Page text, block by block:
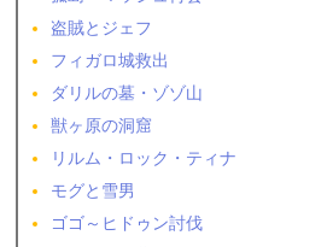
盗賊とジェフ
フィガロ城救出
ダリルの墓・ゾゾ山
獣ヶ原の洞窟
リルム・ロック・ティナ
モグと雪男
ゴゴ～ヒドゥン討伐